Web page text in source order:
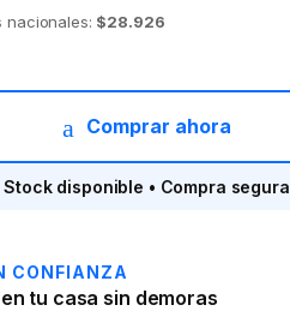
nacionales: $28.926
UltraSoft 1 1/2 pza. quantity
Comprar ahora
Stock disponible • Compra segura
CONFIANZA
tu casa sin demoras